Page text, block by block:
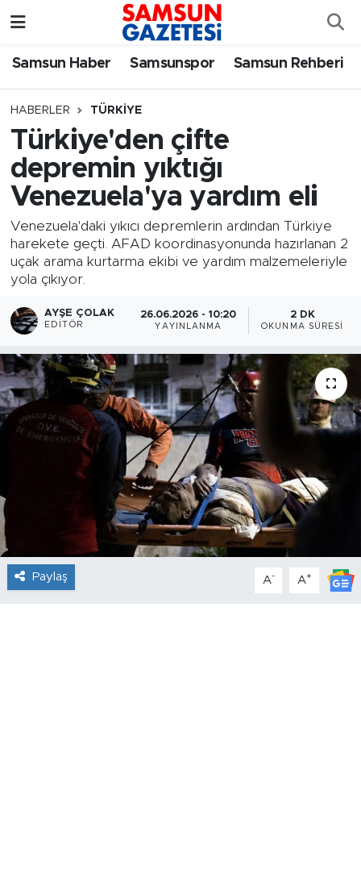
Samsun Haber Samsunspor Samsun Rehberi
HABERLER TÜRKIYE
Türkiye'den çifte
depremin yıktığı
Venezuela'ya yardım eli
Venezuela'daki yıkıcı depremlerin ardından Türkiye
harekete geçti. AFAD koordinasyonunda hazırlanan 2
uçak arama kurtarma ekibi ve yardım malzemeleriyle
yola çıkıyor.
AYŞE ÇOLAK
EDITÖR
26.06.2026 - 10:20
YAYINLANMA
2 DK
OKUNMA SÜRESI
Paylaş A- A+
Samsun Haber
Samsunspor
Samsun Rehberi
Resmi İlanlar
Samsun Nöbetçi Eczaneler
Samsun Hava Durumu
SAMSUN Namaz Vakitleri
Samsun Trafik Yoğunluk Haritası
Süper Lig Puan Durumu ve Fikstür
Tüm Manşetler
Son Dakika Haberleri